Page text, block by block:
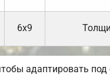
6х9
адаптировать